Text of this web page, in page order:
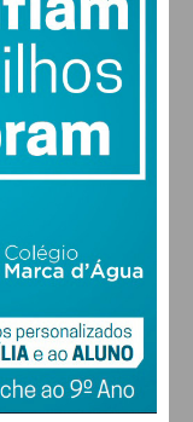
30°
TER
ALTERAR
PAÇOS DE